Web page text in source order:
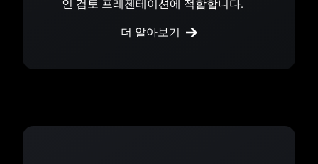
인 검토 프레젠테이션에 적합합니다.
더 알아보기